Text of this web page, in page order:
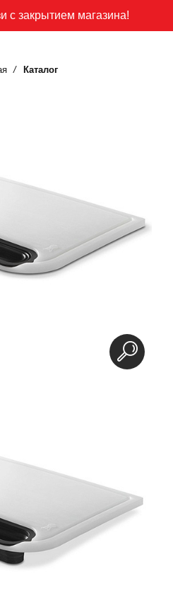
с закрытием магазина!
Каталог